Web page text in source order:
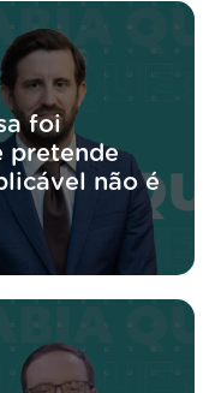
foi
pretende
não é